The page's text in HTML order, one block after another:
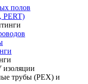
полов
PERT)
трубы (РЕХ) и